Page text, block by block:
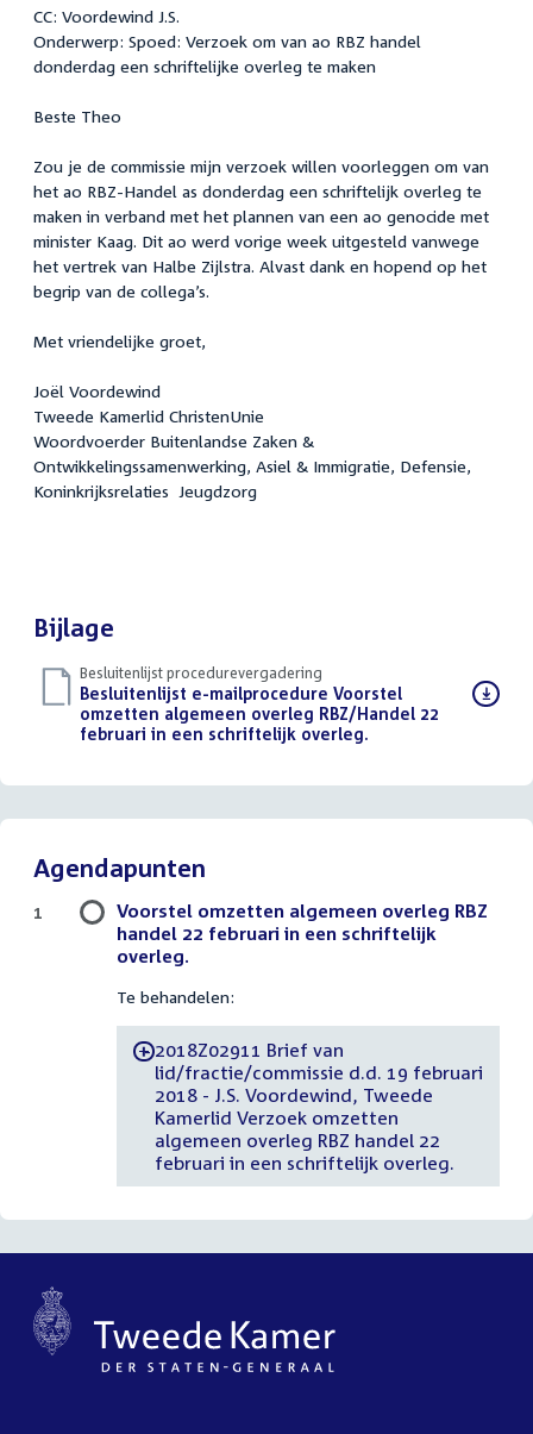
CC: Voordewind J.S.
Onderwerp: Spoed: Verzoek om van ao RBZ handel
donderdag een schriftelijke overleg te maken
Beste Theo
Zou je de commissie mijn verzoek willen voorleggen om van
het ao RBZ-Handel as donderdag een schriftelijk overleg te
maken in verband met het plannen van een ao genocide met
minister Kaag. Dit ao werd vorige week uitgesteld vanwege
het vertrek van Halbe Zijlstra. Alvast dank en hopend op het
begrip van de collega’s.
Met vriendelijke groet,
Joël Voordewind
Tweede Kamerlid ChristenUnie
Woordvoerder Buitenlandse Zaken &
Ontwikkelingssamenwerking, Asiel & Immigratie, Defensie,
Koninkrijksrelaties Jeugdzorg
Bijlage
Besluitenlijst procedurevergadering
Download
bestand:
Besluitenlijst e-mailprocedure Voorstel
omzetten algemeen overleg RBZ/Handel 22
februari in een schriftelijk overleg.
Agendapunten
Voorstel omzetten algemeen overleg RBZ
handel 22 februari in een schriftelijk
overleg.
Te behandelen:
-2018Z02911 Brief van
lid/fractie/commissie d.d. 19 februari
2018 - J.S. Voordewind, Tweede
Kamerlid Verzoek omzetten
algemeen overleg RBZ handel 22
februari in een schriftelijk overleg.
1